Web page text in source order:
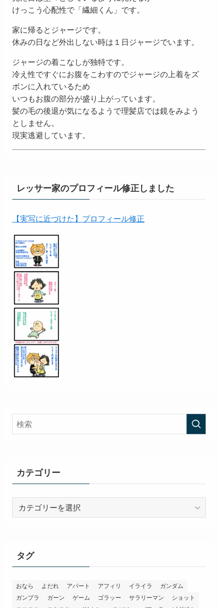
けっこう心配性で「繊細くん」です。
家に帰るとジャージです。
休みの日など外出しない時は１日ジャージでいます。
ジャージの着こなしが独特です。
冷え性ですぐにお腹をこわすのでジャージの上着をズ
ボンに入れているため
いつもお腹の部分が盛り上がっています。
髪の毛の後退が気になるようで理髪店では鏡をみよう
としません。
現実逃避しています。
レッサー家のプロフィール修正しました
【実写に近づけた】プロフィール修正
カテゴリー
タグ
おなら よだれ アパート アフィリ イライラ
ガンダム
ガンプラ
ガーン ゲーム ゴラッー サラリーマン
ショット